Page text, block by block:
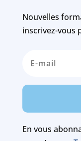
Nouvelles
inscrivez-vous
En vous